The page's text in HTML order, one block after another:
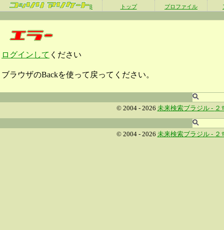
β トップ プロファイル
ログインして ください
ブラウザのBackを使って戻ってください。
© 2004 - 2026 未来検索ブラジル - ２
© 2004 - 2026 未来検索ブラジル - ２